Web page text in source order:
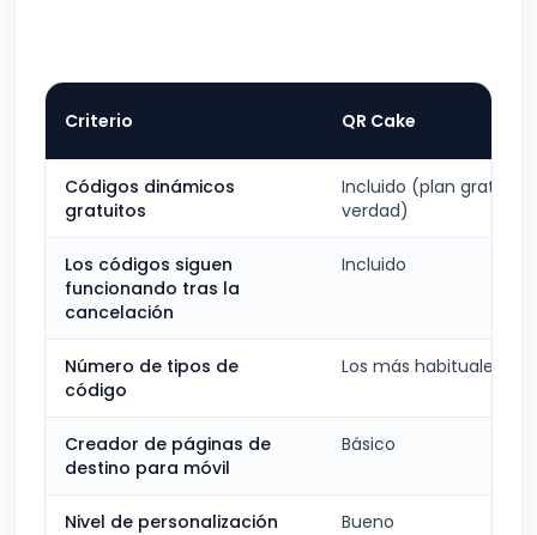
Criterio QR Cake
Códigos dinámicos
gratuitos
Incluido (plan gratuito
verdad)
Los códigos siguen
funcionando tras la
cancelación
Incluido
Número de tipos de
código
Los más habituales
Creador de páginas de
destino para móvil
Básico
Nivel de personalización Bueno